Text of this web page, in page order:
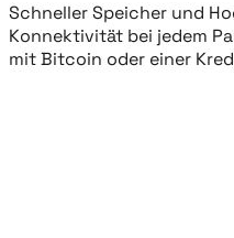
Schneller Speicher und
Konnektivität bei jedem
mit Bitcoin oder einer